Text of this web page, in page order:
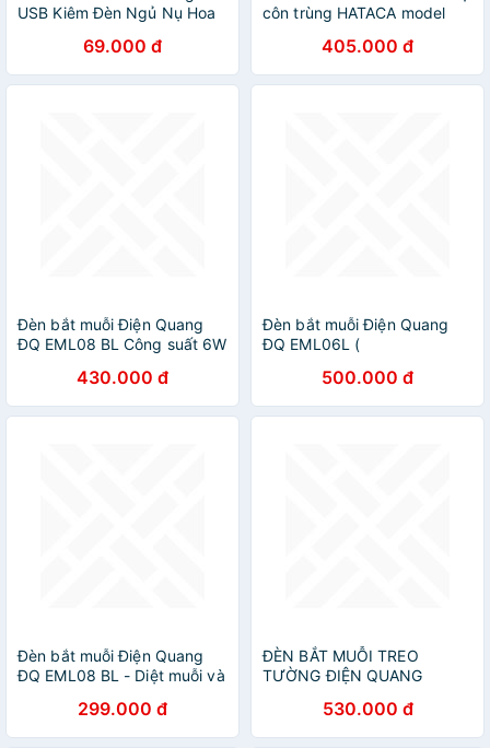
USB Kiêm Đèn Ngủ Nụ Hoa
Trùng Thông Minh - HÀNG
CHÍNH HÃNG MINIIN
69.000 đ
côn trùng HATACA model
405.000 đ
Đèn bắt muỗi Điện Quang
ĐQ EML08 BL Công suất 6W
430.000 đ
Đèn bắt muỗi Điện Quang
ĐQ EML06L (
suất 4.5w, Phạm vi sử dụng
30m2
500.000 đ
Đèn bắt muỗi Điện Quang
ĐQ EML08 BL - Diệt muỗi và
độ, công suất 6W, phạm vi
hoạt động dưới 20m2
299.000 đ
ĐÈN BẮT MUỖI TREO
TƯỜNG ĐIỆN QUANG
x 25 )- HÀNG CHÍNH HÃNG
530.000 đ